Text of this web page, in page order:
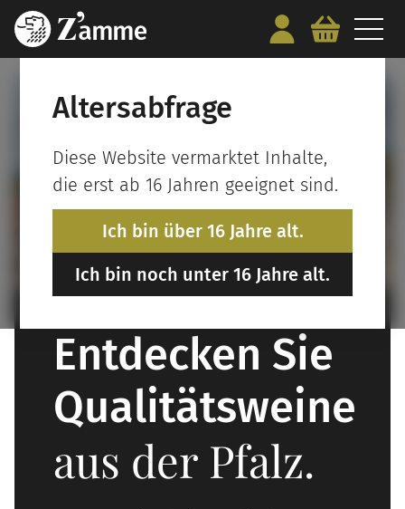
Entdecken Sie
Qualitätsweine
aus der Pfalz.
Altersabfrage
Diese Website vermarktet Inhalte,
die erst ab 16 Jahren geeignet sind.
Ich bin über 16 Jahre alt.
Ich bin noch unter 16 Jahre alt.